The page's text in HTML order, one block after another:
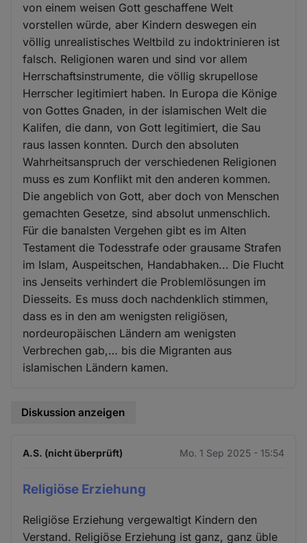
von einem weisen Gott geschaffene Welt
vorstellen würde, aber Kindern deswegen ein
völlig unrealistisches Weltbild zu indoktrinieren ist
falsch. Religionen waren und sind vor allem
Herrschaftsinstrumente, die völlig skrupellose
Herrscher legitimiert haben. In Europa die Könige
von Gottes Gnaden, in der islamischen Welt die
Kalifen, die dann, von Gott legitimiert, die Sau
raus lassen konnten. Durch den absoluten
Wahrheitsanspruch der verschiedenen Religionen
muss es zum Konflikt mit den anderen kommen.
Die angeblich von Gott, aber doch von Menschen
gemachten Gesetze, sind absolut unmenschlich.
Für die banalsten Vergehen gibt es im Alten
Testament die Todesstrafe oder grausame Strafen
im Islam, Auspeitschen, Handabhaken... Die Flucht
ins Jenseits verhindert die Problemlösungen im
Diesseits. Es muss doch nachdenklich stimmen,
dass es in den am wenigsten religiösen,
nordeuropäischen Ländern am wenigsten
Verbrechen gab,… bis die Migranten aus
islamischen Ländern kamen.
Diskussion anzeigen
A.S. (nicht überprüft) Mo. 1 Sep 2025 - 15:54
Religiöse Erziehung
Religiöse Erziehung vergewaltigt Kindern den
Verstand. Religiöse Erziehung ist ganz, ganz üble